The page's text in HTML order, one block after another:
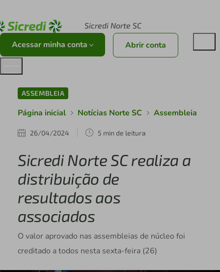
Sicredi Norte SC
Acessar minha conta Abrir conta
ASSEMBLEIA
Página inicial Notícias Norte SC Assembleia
26/04/2024 5 min de leitura
Sicredi Norte SC realiza a
distribuição de
resultados aos
associados
O valor aprovado nas assembleias de núcleo foi
creditado a todos nesta sexta-feira (26)